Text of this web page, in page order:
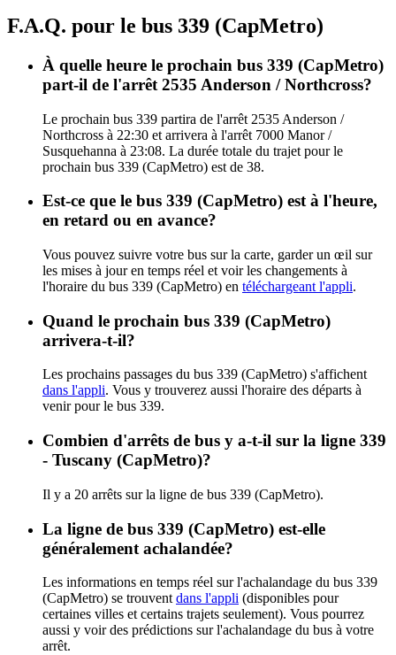
F.A.Q. pour le bus 339 (CapMetro)
À quelle heure le prochain bus 339 (CapMetro)
part-il de l'arrêt 2535 Anderson / Northcross?
Le prochain bus 339 partira de l'arrêt 2535 Anderson /
Northcross à 22:30 et arrivera à l'arrêt 7000 Manor /
Susquehanna à 23:08. La durée totale du trajet pour le
prochain bus 339 (CapMetro) est de 38.
Est-ce que le bus 339 (CapMetro) est à l'heure,
en retard ou en avance?
Vous pouvez suivre votre bus sur la carte, garder un œil sur
les mises à jour en temps réel et voir les changements à
l'horaire du bus 339 (CapMetro) en téléchargeant l'appli.
Quand le prochain bus 339 (CapMetro)
arrivera-t-il?
Les prochains passages du bus 339 (CapMetro) s'affichent
dans l'appli. Vous y trouverez aussi l'horaire des départs à
venir pour le bus 339.
Combien d'arrêts de bus y a-t-il sur la ligne 339
- Tuscany (CapMetro)?
Il y a 20 arrêts sur la ligne de bus 339 (CapMetro).
La ligne de bus 339 (CapMetro) est-elle
généralement achalandée?
Les informations en temps réel sur l'achalandage du bus 339
(CapMetro) se trouvent dans l'appli (disponibles pour
certaines villes et certains trajets seulement). Vous pourrez
aussi y voir des prédictions sur l'achalandage du bus à votre
arrêt.